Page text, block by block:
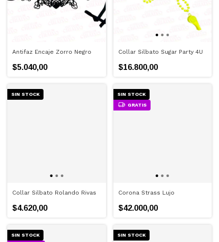
Antifaz Encaje Zorro Negro
$5.040,00
Collar Silbato Sugar Party 4U
$16.800,00
SIN STOCK
Collar Silbato Rolando Rivas
$4.620,00
SIN STOCK
GRATIS
Corona Strass Lujo
$42.000,00
SIN STOCK
SIN STOCK